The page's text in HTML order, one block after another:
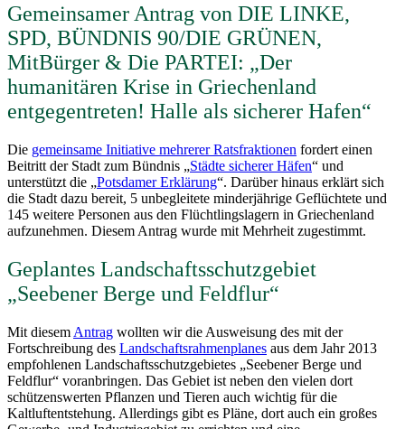
Gemeinsamer Antrag von DIE LINKE,
SPD, BÜNDNIS 90/DIE GRÜNEN,
MitBürger & Die PARTEI: „Der
humanitären Krise in Griechenland
entgegentreten! Halle als sicherer Hafen“
Die gemeinsame Initiative mehrerer Ratsfraktionen fordert einen
Beitritt der Stadt zum Bündnis „Städte sicherer Häfen“ und
unterstützt die „Potsdamer Erklärung“. Darüber hinaus erklärt sich
die Stadt dazu bereit, 5 unbegleitete minderjährige Geflüchtete und
145 weitere Personen aus den Flüchtlingslagern in Griechenland
aufzunehmen. Diesem Antrag wurde mit Mehrheit zugestimmt.
Geplantes Landschaftsschutzgebiet
„Seebener Berge und Feldflur“
Mit diesem Antrag wollten wir die Ausweisung des mit der
Fortschreibung des Landschaftsrahmenplanes aus dem Jahr 2013
empfohlenen Landschaftsschutzgebietes „Seebener Berge und
Feldflur“ voranbringen. Das Gebiet ist neben den vielen dort
schützenswerten Pflanzen und Tieren auch wichtig für die
Kaltluftentstehung. Allerdings gibt es Pläne, dort auch ein großes